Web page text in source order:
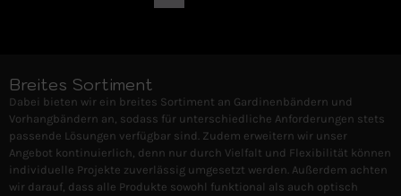
Breites Sortiment
Dabei bieten wir ein breites Sortiment an Gardinenbändern und
Vorhangbändern an, sodass für unterschiedliche Anforderungen stets
passende Lösungen verfügbar sind. Zudem erweitern wir unser
Angebot kontinuierlich, denn nur durch Vielfalt und Flexibilität können
individuelle Projekte zuverlässig umgesetzt werden. Außerdem achten
wir darauf, dass alle Produkte sowohl funktional als auch optisch